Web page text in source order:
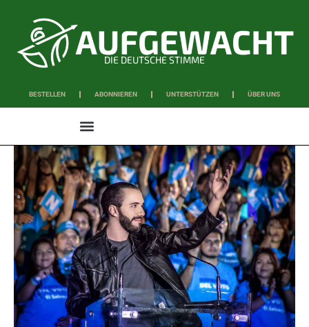
DIE DEUTSCHE STIMME
BESTELLEN ABONNIEREN UNTERSTÜTZEN ÜBER UNS